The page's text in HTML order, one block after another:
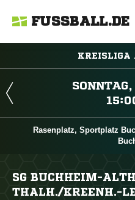
FUSSBALL.DE
KREISLIGA

Rasenplatz, Sportplatz
SG BUCHHEIM-
THALH./​KREENH.-